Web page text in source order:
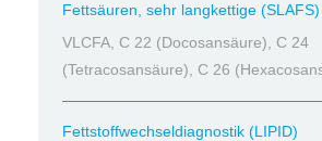
Fettsäuren, sehr langkettige (SLAFS)
VLCFA, C 22 (Docosansäure), C 24
(Tetracosansäure), C 26
Fettstoffwechseldiagnostik (LIPID)